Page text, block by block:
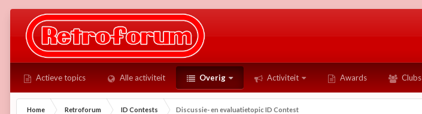
Actieve topics Alle activiteit Overig Activiteit Awards Clubs
Home Retroforum ID Contests Discussie- en evaluatietopic ID Contest